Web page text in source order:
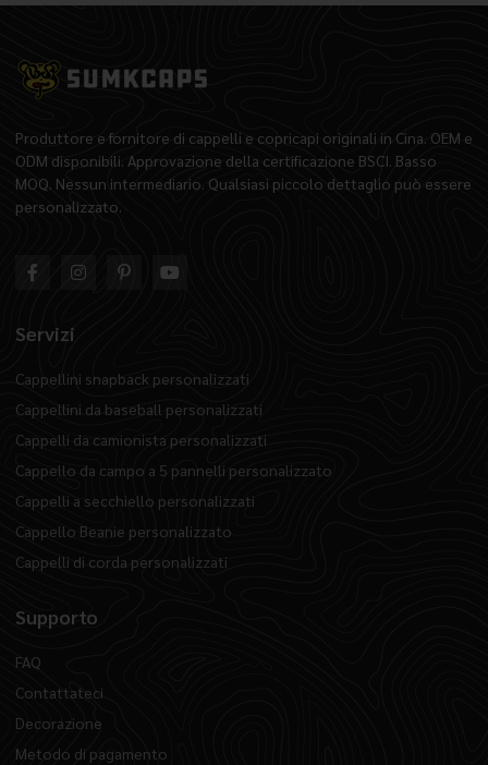
Produttore e fornitore di cappelli e copricapi originali in Cina. OEM e
ODM disponibili. Approvazione della certificazione BSCI. Basso
MOQ. Nessun intermediario. Qualsiasi piccolo dettaglio può essere
personalizzato.
Servizi
Cappellini snapback personalizzati
Cappellini da baseball personalizzati
Cappelli da camionista personalizzati
Cappello da campo a 5 pannelli personalizzato
Cappelli a secchiello personalizzati
Cappello Beanie personalizzato
Cappelli di corda personalizzati
Supporto
FAQ
Contattateci
Decorazione
Metodo di pagamento